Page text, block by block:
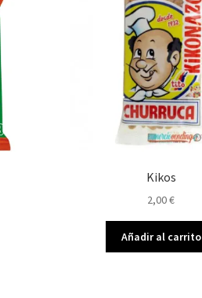
Kikos
2,00€
Añadir al carrito